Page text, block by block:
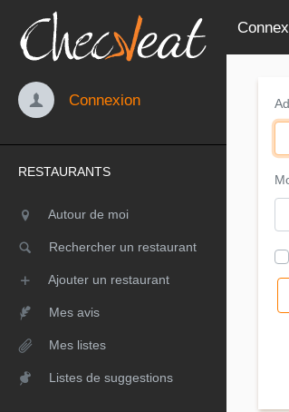
Connexion
RESTAURANTS
Autour de moi
Rechercher un restaurant
Ajouter un restaurant
Mes avis
Mes listes
Listes de suggestions